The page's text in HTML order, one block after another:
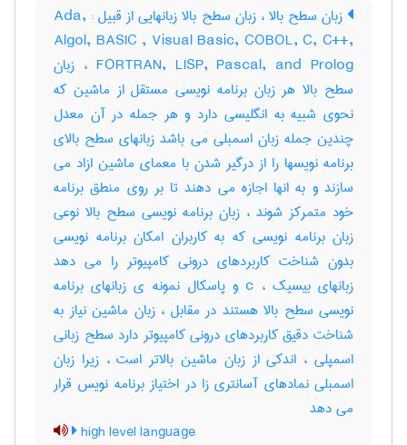
زبان سطح بالا ، زبان سطح بالا زبانهایی از قبیل : Ada,
Algol, BASIC , Visual Basic, COBOL, C, C++,
FORTRAN, LISP, Pascal, and Prolog ، زبان
سطح بالا هر زبان برنامه نویسی مستقل از ماشین که
نحوی شبیه به انگلیسی دارد و هر جمله در آن معدل
چندین جمله زبان اسمبلی می باشد زبانهای سطح بالای
برنامه نویسها را از درگیر شدن با معمای ماشین ازاد می
سازند و به انها اجازه می دهند تا بر روی منطق برنامه
خود متمرکز شوند ، زبان برنامه نویسی سطح بالا نوعی
زبان برنامه نویسی که به کاربران امکان برنامه نویسی
بدون شناخت کاربردهای درونی کامپیوتر را می دهد
زبانهای بیسیک ، c و پاسکال نمونه ی زبانهای برنامه
نویسی سطح بالا هستند در مقابل ، زبان ماشین نیاز به
شناخت دقیق کاربردهای درونی کامپیوتر دارد سطح زبانی
اسمپلی ، اندکی از زبان ماشین بالاتر است ، زیرا زبان
اسمبلی نمادهای آسانتری زا در اختیاز برنامه نویس قرار
می دهد
high level language